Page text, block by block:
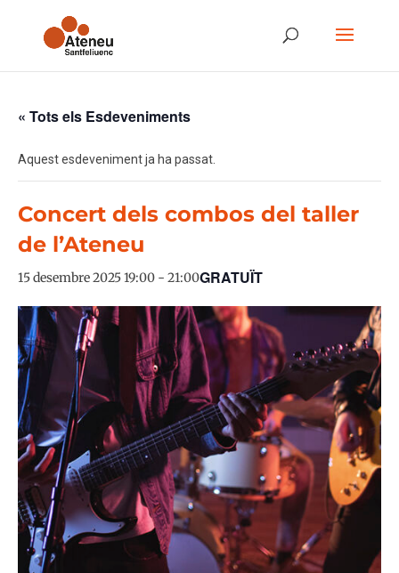
« Tots els Esdeveniments
Aquest esdeveniment ja ha passat.
Concert dels combos del taller
de l’Ateneu
15 desembre 2025 19:00 - 21:00GRATUÏT